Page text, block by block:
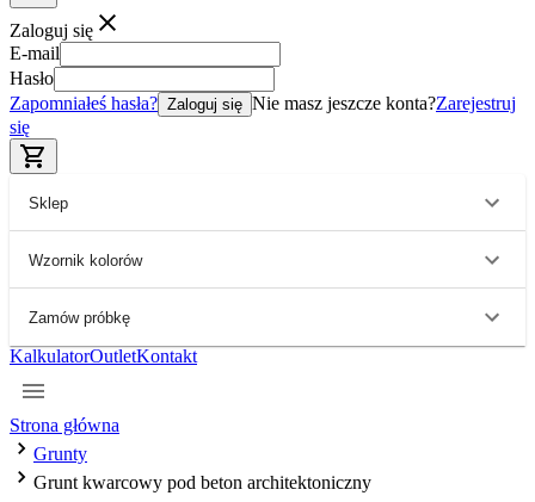
Zaloguj się
E-mail
Hasło
Zapomniałeś hasła? Zaloguj się Nie masz jeszcze konta?Zarejestruj
się
Sklep
Wzornik kolorów
Zamów próbkę
KalkulatorOutletKontakt
Strona główna
Grunty
Grunt kwarcowy pod beton architektoniczny